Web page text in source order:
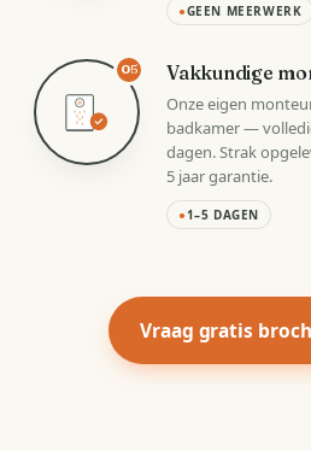
●GEEN MEERWERK
05 Vakkundige
Onze eigen
badkamer —
dagen. Strak
5 jaar garantie.
●1–5 DAGEN
Vraag gratis